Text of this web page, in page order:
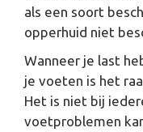
als een soort
opperhuid niet
Wanneer je last
je voeten is het
Het is niet bij
voetproblemen